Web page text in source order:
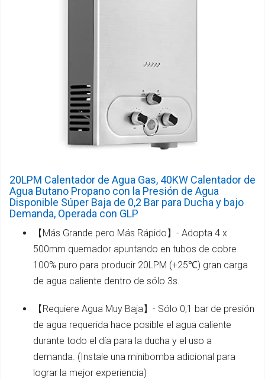
20LPM Calentador de Agua Gas, 40KW Calentador de
Agua Butano Propano con la Presión de Agua
Disponible Súper Baja de 0,2 Bar para Ducha y bajo
Demanda, Operada con GLP
【Más Grande pero Más Rápido】- Adopta 4 x
500mm quemador apuntando en tubos de cobre
100% puro para producir 20LPM (+25℃) gran carga
de agua caliente dentro de sólo 3s.
【Requiere Agua Muy Baja】- Sólo 0,1 bar de presión
de agua requerida hace posible el agua caliente
durante todo el día para la ducha y el uso a
demanda. (Instale una minibomba adicional para
lograr la mejor experiencia)